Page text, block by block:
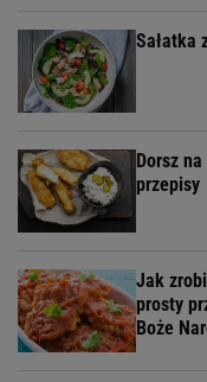
Sałatka
Dorsz
przepisy
Jak
prosty
Boże